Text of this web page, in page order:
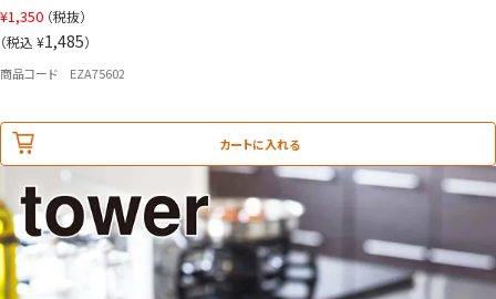
¥1,350 （税抜）
（税込 ¥1,485）
商品コード EZA75602
カートに入れる